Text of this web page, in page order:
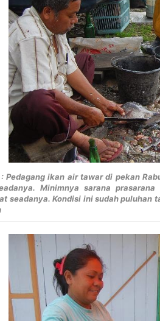
: Pedagang ikan air tawar di pekan
Minimnya sarana
seadanya. Kondisi ini sudah puluhan